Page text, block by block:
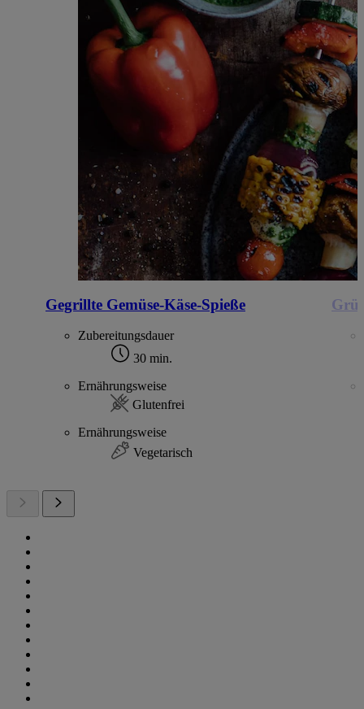
Gegrillte Gemüse-Käse-Spieße
Zubereitungsdauer
30 min.
Ernährungsweise
Glutenfrei
Ernährungsweise
Vegetarisch